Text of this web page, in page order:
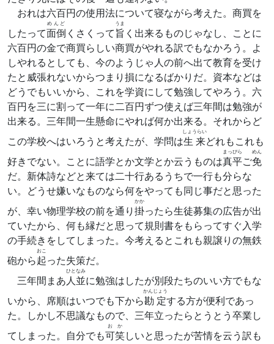
おれは六百円の使用法について寝ながら考えた。商買を
したって面倒
めんど
くさくって旨
うま
く出来るものじゃなし、ことに
六百円の金で商買らしい商買がやれる訳でもなかろう。よ
しやれるとしても、今のようじゃ人の前へ出て教育を受け
たと威張れないからつまり損になるばかりだ。資本などは
どうでもいいから、これを学資にして勉強してやろう。六
百円を三に割って一年に二百円ずつ使えば三年間は勉強が
出来る。三年間一生懸命にやれば何か出来る。それからど
この学校へはいろうと考えたが、学問は生来
しょうらい
どれもこれも
好きでない。ことに語学とか文学とか云うものは真平
まっぴら
ご免
めん
だ。新体詩などと来ては二十行あるうちで一行も分らな
い。どうせ嫌いなものなら何をやっても同じ事だと思った
が、幸い物理学校の前を通り掛
かか
ったら生徒募集の広告が出
ていたから、何も縁だと思って規則書をもらってすぐ入学
の手続きをしてしまった。今考えるとこれも親譲りの無鉄
砲から起
おこ
った失策だ。
三年間まあ人並
ひとなみ
に勉強はしたが別段たちのいい方でもな
いから、席順はいつでも下から勘定
かんじょう
する方が便利であっ
た。しかし不思議なもので、三年立ったらとうとう卒業し
てしまった。自分でも可笑
おか
しいと思ったが苦情を云う訳も